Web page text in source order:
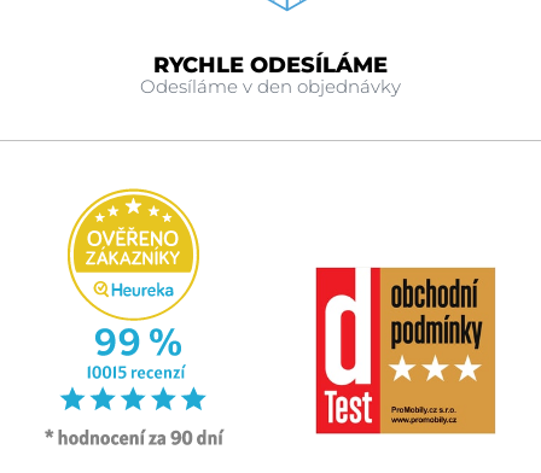
RYCHLE ODESÍLÁME
Odesíláme v den objednávky